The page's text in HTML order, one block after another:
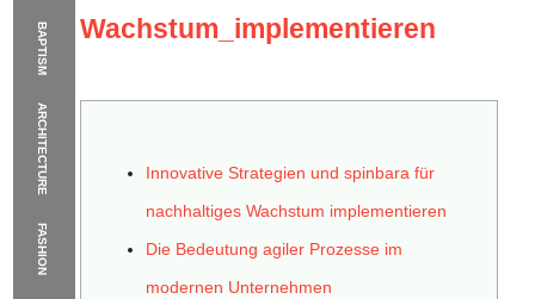
BAPTISM
ARCHITECTURE
FASHION
The Supermodels Always Bring Their
Flawless Festival Style to Rio
Wachstum_implementieren
Innovative Strategien und spinbara für
nachhaltiges Wachstum implementieren
Die Bedeutung agiler Prozesse im
modernen Unternehmen